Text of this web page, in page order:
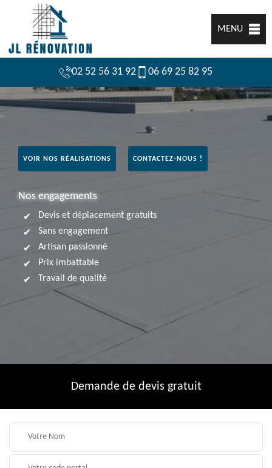
MENU
02 52 56 31 92 06 69 25 82 95
VOIR NOS RÉALISATIONS CONTACTEZ-NOUS !
Nos engagements
Devis et déplacement gratuits
Sans engagement
Artisan passionné
Prix imbattable
Travail de qualité
Demande de devis gratuit